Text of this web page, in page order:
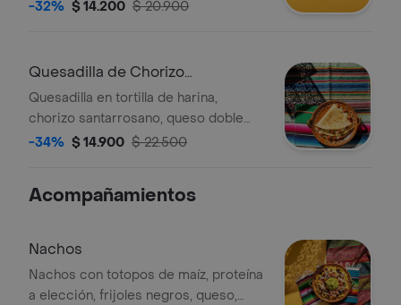
-32% $ 14.200 $ 20.900
Quesadilla de Chorizo
Santarrossano
Quesadilla en tortilla de harina,
chorizo santarrosano, queso doble
crema y salsa verde.
-34% $ 14.900 $ 22.500
Acompañamientos
Nachos
Nachos con totopos de maíz, proteína
a elección, frijoles negros, queso,